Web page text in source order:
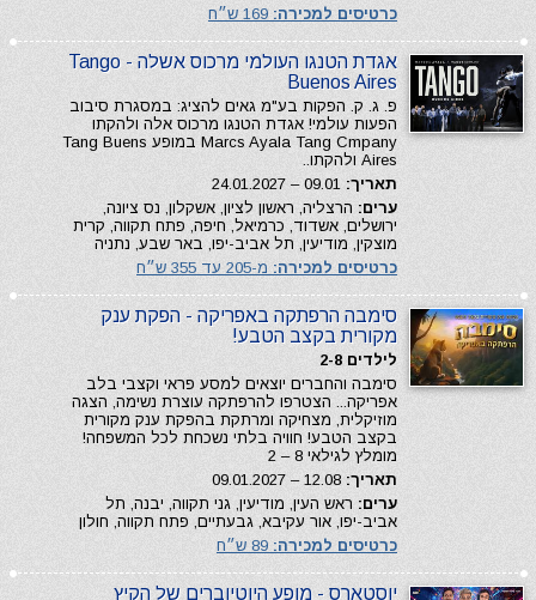
כרטיסים למכירה:
אגדת הטנגו העולמי מרכוס אשלה - Tango
Buenos Aires
פ. ג. ק. הפקות בע"מ גאים להציג: במסגרת סיבוב
הפעות עולמי! אגדת הטנגו מרכוס אלה ולהקתו
Marcs Ayala Tang Cmpany במופע Tang Buens
Aires ולהקתו..
תאריך:
ערים: הרצליה, ראשון לציון, אשקלון, נס ציונה,
ירושלים, אשדוד, כרמיאל, חיפה, פתח תקווה, קרית
מוצקין, מודיעין, תל אביב-יפו, באר שבע, נתניה
כרטיסים למכירה: מ-205 עד 355 ש״ח
סימבה הרפתקה באפריקה - הפקת ענק
מקורית בקצב הטבע!
לילדים 2-8
סימבה והחברים יוצאים למסע פראי וקצבי בלב
אפריקה... הצטרפו להרפתקה עוצרת נשימה, הצגה
מוזיקלית, מצחיקה ומרתקת בהפקת ענק מקורית
בקצב הטבע! חוויה בלתי נשכחת לכל המשפחה!
מומלץ לגילאי 8 – 2
תאריך:
ערים: ראש העין, מודיעין, גני תקווה, יבנה, תל
אביב-יפו, אור עקיבא, גבעתיים, פתח תקווה, חולון
כרטיסים למכירה:
יוסטארס - מופע היוטיוברים של הקיץ